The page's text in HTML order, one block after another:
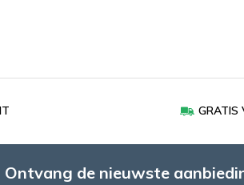
GRATIS
Ontvang de nieuwste